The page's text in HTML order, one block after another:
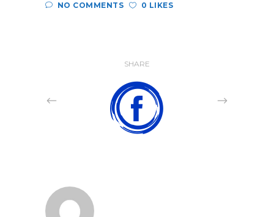
NO COMMENTS
0 LIKES
SHARE